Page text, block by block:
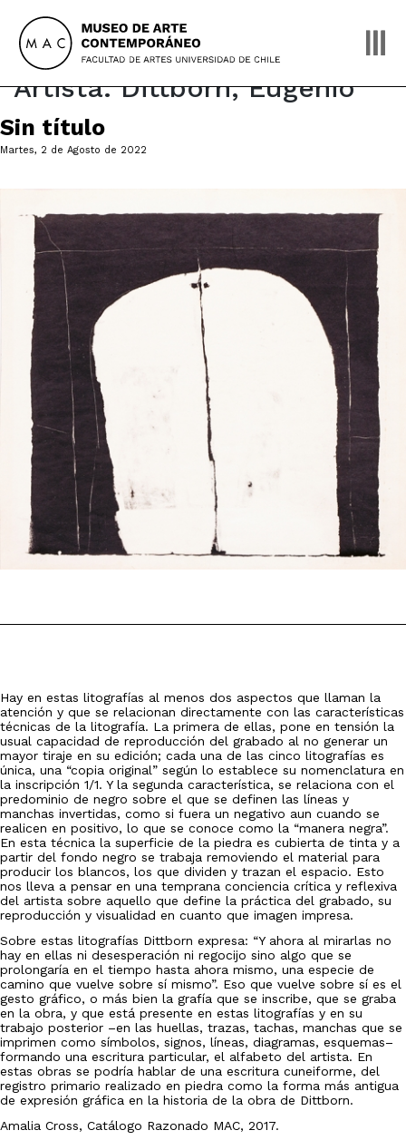
content
Artista:Dittborn, Eugenio
Sin título
Martes, 2 de Agosto de 2022
Hay en estas litografías al menos dos aspectos que llaman la
atención y que se relacionan directamente con las características
técnicas de la litografía. La primera de ellas, pone en tensión la
usual capacidad de reproducción del grabado al no generar un
mayor tiraje en su edición; cada una de las cinco litografías es
única, una “copia original” según lo establece su nomenclatura en
la inscripción 1/1. Y la segunda característica, se relaciona con el
predominio de negro sobre el que se definen las líneas y
manchas invertidas, como si fuera un negativo aun cuando se
realicen en positivo, lo que se conoce como la “manera negra”.
En esta técnica la superficie de la piedra es cubierta de tinta y a
partir del fondo negro se trabaja removiendo el material para
producir los blancos, los que dividen y trazan el espacio. Esto
nos lleva a pensar en una temprana conciencia crítica y reflexiva
del artista sobre aquello que define la práctica del grabado, su
reproducción y visualidad en cuanto que imagen impresa.
Sobre estas litografías Dittborn expresa: “Y ahora al mirarlas no
hay en ellas ni desesperación ni regocijo sino algo que se
prolongaría en el tiempo hasta ahora mismo, una especie de
camino que vuelve sobre sí mismo”. Eso que vuelve sobre sí es el
gesto gráfico, o más bien la grafía que se inscribe, que se graba
en la obra, y que está presente en estas litografías y en su
trabajo posterior –en las huellas, trazas, tachas, manchas que se
imprimen como símbolos, signos, líneas, diagramas, esquemas–
formando una escritura particular, el alfabeto del artista. En
estas obras se podría hablar de una escritura cuneiforme, del
registro primario realizado en piedra como la forma más antigua
de expresión gráfica en la historia de la obra de Dittborn.
Amalia Cross, Catálogo Razonado MAC, 2017.